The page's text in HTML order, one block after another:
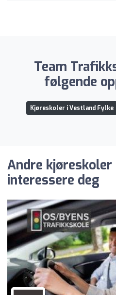
Team
følgende
Kjøreskoler i Vestland Fylke
Andre kjøreskoler
interessere deg